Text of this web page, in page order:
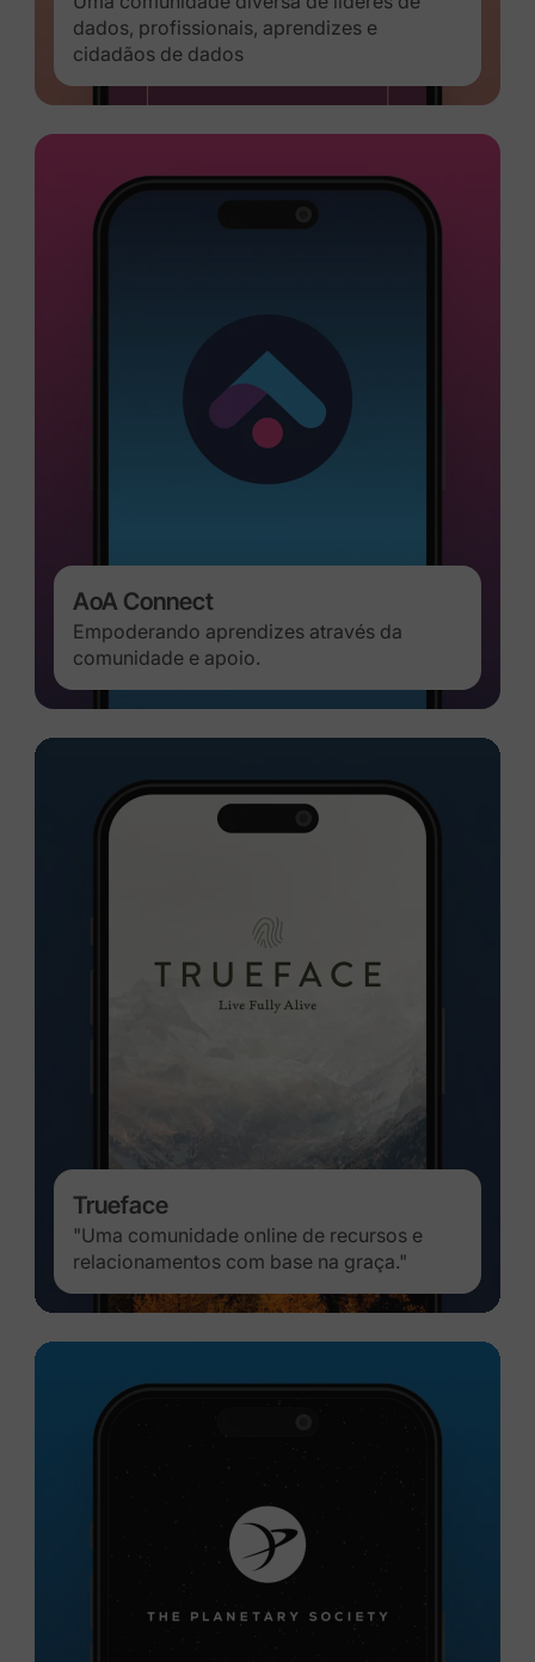
dados, profissionais, aprendizes e
cidadãos de dados
AoA Connect
Empoderando aprendizes através da
comunidade e apoio.
Trueface
"Uma comunidade online de recursos e
relacionamentos com base na graça."